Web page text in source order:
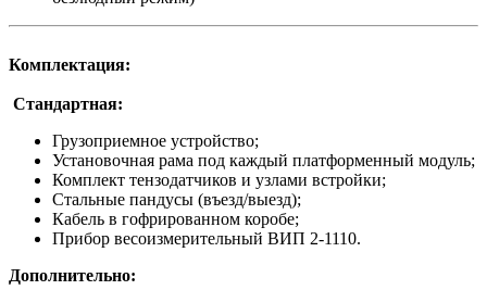
Комплектация:
Стандартная:
Грузоприемное устройство;
Установочная рама под каждый платформенный модуль;
Комплект тензодатчиков и узлами встройки;
Стальные пандусы (въезд/выезд);
Кабель в гофрированном коробе;
Прибор весоизмерительный ВИП 2-1110.
Дополнительно: